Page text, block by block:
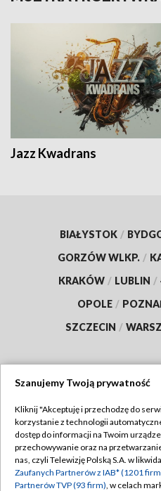
Jazz Kwadrans
BIAŁYSTOK /
GORZÓW WLKP. /
KRAKÓW / LUBLIN /
OPOLE /
SZCZECIN /
Abonament TVP
Emisja w TVP
Polityka
Szanujemy Twoją prywatność
Kliknij "Akceptuję i przechodzę do
korzystanie z technologii
dostęp do informacji na Twoim
przechowywanie oraz na
nas, czyli Telewizję Polską S.A. w
Zaufanych Partnerów z IAB* (1201
Partnerów TVP (93 firm), w celach